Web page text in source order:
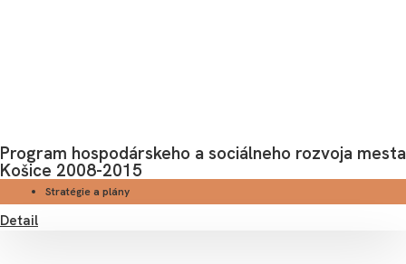
Program hospodárskeho a sociálneho rozvoja mesta
Košice 2008-2015
Stratégie a plány
Detail